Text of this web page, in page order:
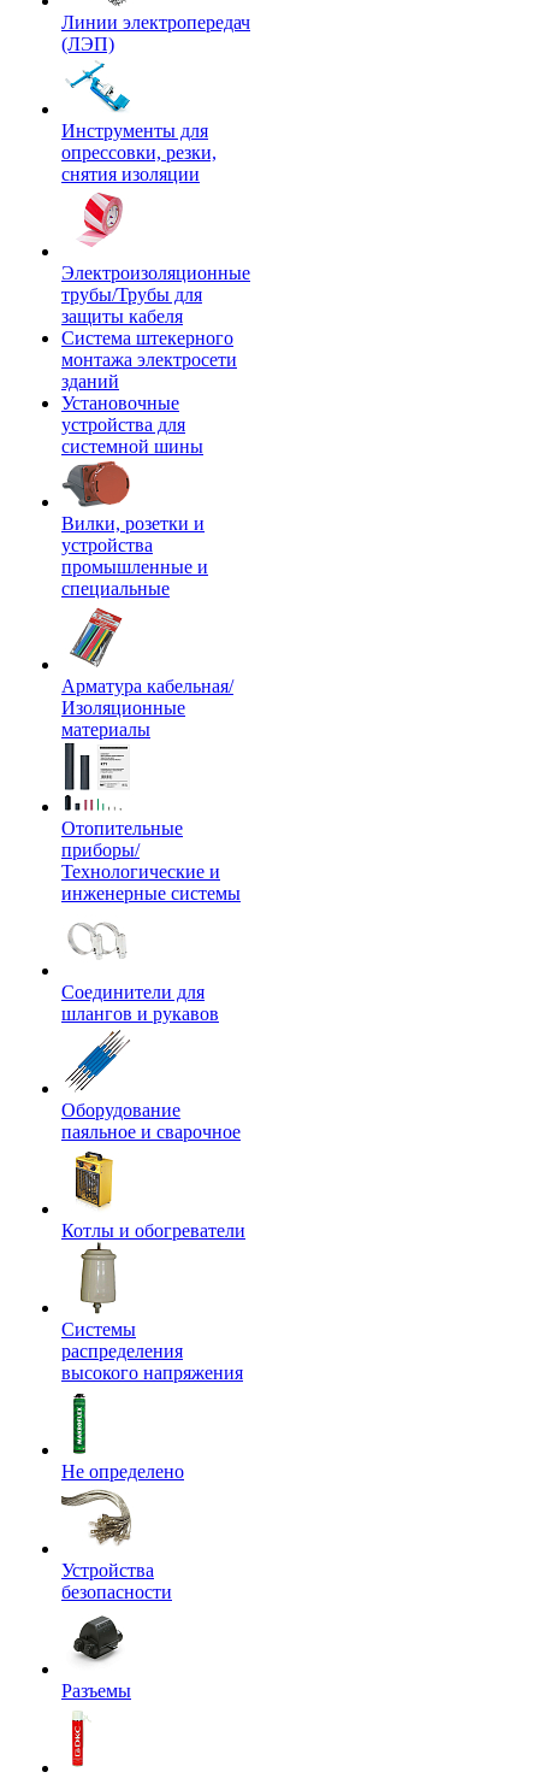
Линии электропередач
(ЛЭП)
Инструменты для
опрессовки, резки,
снятия изоляции
Электроизоляционные
трубы/Трубы для
защиты кабеля
Система штекерного
монтажа электросети
зданий
Установочные
устройства для
системной шины
Вилки, розетки и
устройства
промышленные и
специальные
Арматура кабельная/
Изоляционные
материалы
Отопительные
приборы/
Технологические и
инженерные системы
Соединители для
шлангов и рукавов
Оборудование
паяльное и сварочное
Котлы и обогреватели
Системы
распределения
высокого напряжения
Не определено
Устройства
безопасности
Разъемы